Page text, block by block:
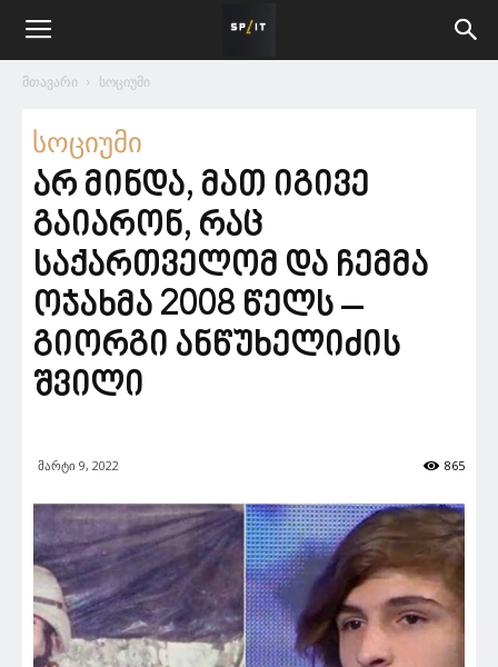
მთავარი სოციუმი
სოციუმი
არ მინდა, მათ იგივე
გაიარონ, რაც
საქართველომ და ჩემმა
ოჯახმა 2008 წელს –
გიორგი ანწუხელიძის
შვილი
მარტი 9, 2022 865